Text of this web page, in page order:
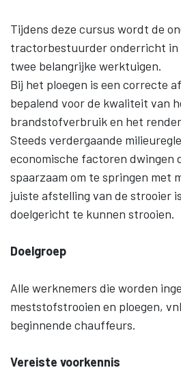
Tijdens deze cursus wordt de
tractorbestuurder onderricht in
twee belangrijke werktuigen.
Bij het ploegen is een correcte
bepalend voor de kwaliteit van
brandstofverbruik en het
Steeds verdergaande
economische factoren dwingen
spaarzaam om te springen met
juiste afstelling van de strooier
doelgericht te kunnen strooien.
Doelgroep
Alle werknemers die worden
meststofstrooien en ploegen,
beginnende chauffeurs.
Vereiste voorkennis